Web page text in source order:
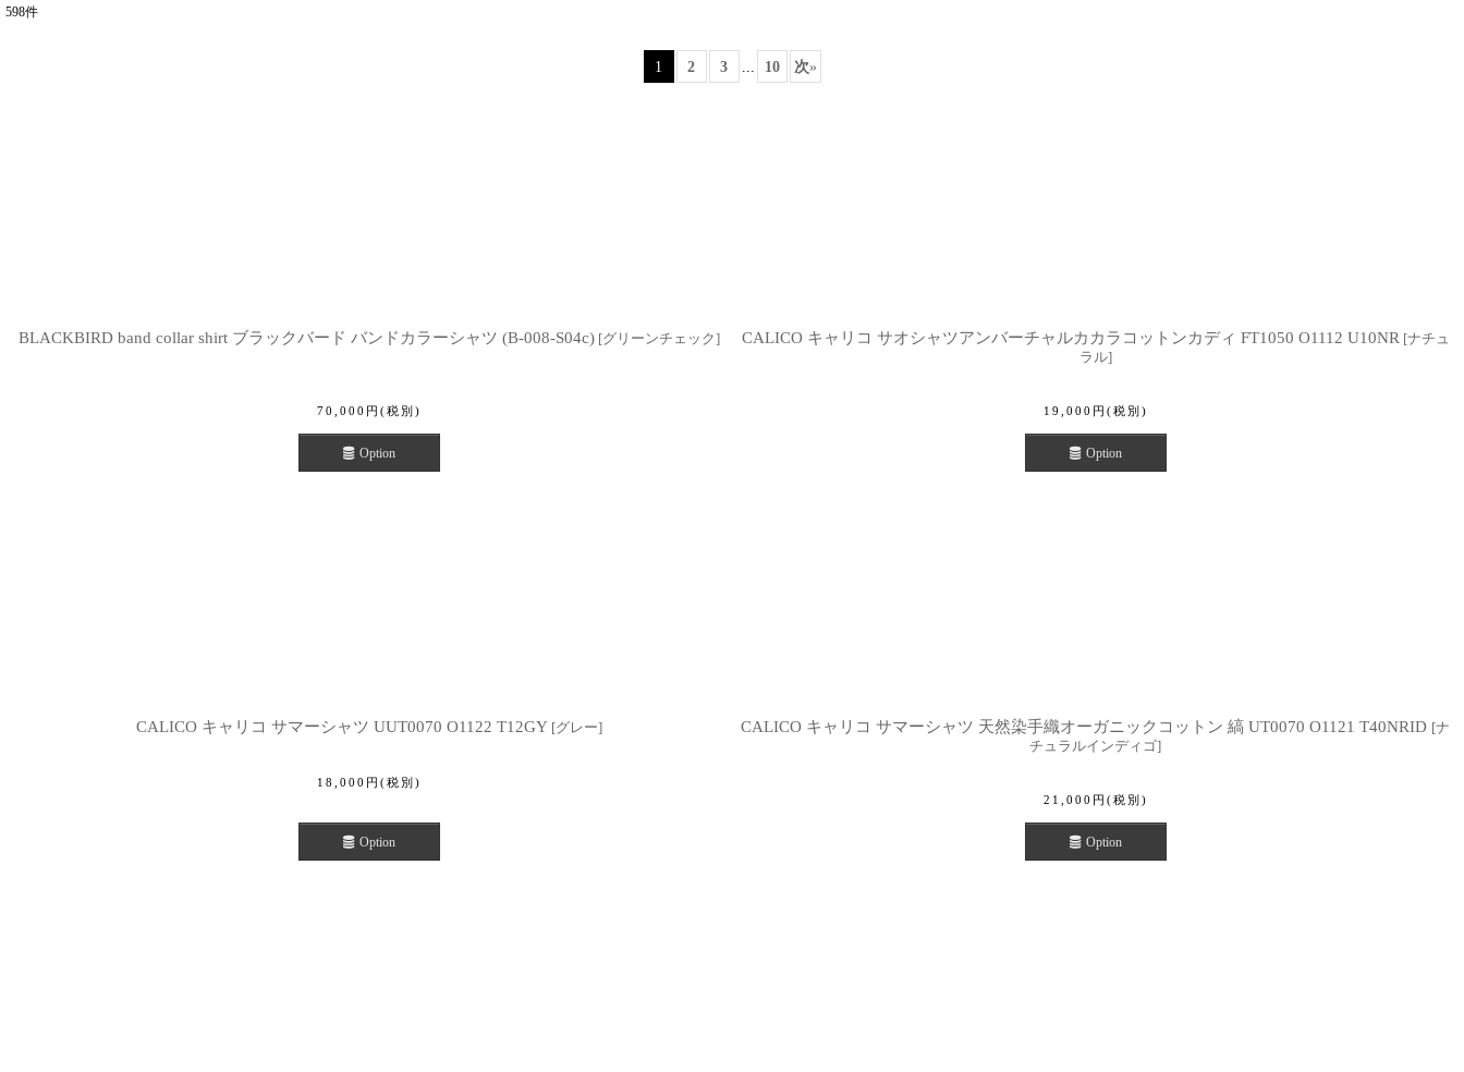
598件
1 2 3 10 次»
BLACKBIRD band collar shirt ブラックバード バンドカラーシャツ (B-008-S04c) [グリーンチェック]
70,000 円 (税別)
Option
CALICO キャリコ サオシャツアンバーチャルカカラコットンカディ FT1050 O1112 U10NR [ナチュ
ラル]
19,000 円 (税別)
Option
CALICO キャリコ サマーシャツ UUT0070 O1122 T12GY [グレー]
18,000 円 (税別)
Option
CALICO キャリコ サマーシャツ 天然染手織オーガニックコットン 縞 UT0070 O1121 T40NRID [ナ
チュラルインディゴ]
21,000 円 (税別)
Option